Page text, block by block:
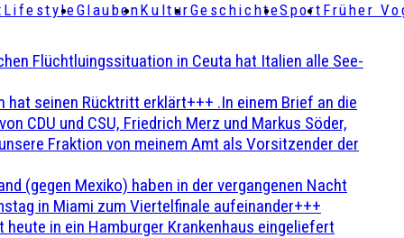
LifestyleGlaubenKulturGeschichteSport Früher
Flüchtluingssituation in Ceuta hat Italien alle See-
hat seinen Rücktritt erklärt+++ .In einem Brief an die
CDU und CSU, Friedrich Merz und Markus Söder,
Fraktion von meinem Amt als Vorsitzender der
(gegen Mexiko) haben in der vergangenen Nacht
in Miami zum Viertelfinale aufeinander+++
in ein Hamburger Krankenhaus eingeliefert